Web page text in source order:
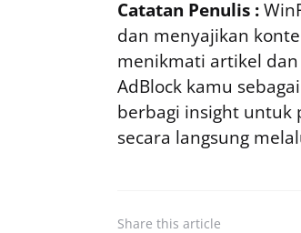
Catatan Penulis :
dan menyajikan
menikmati artikel
AdBlock kamu
berbagi insight untuk
secara langsung
Share this article